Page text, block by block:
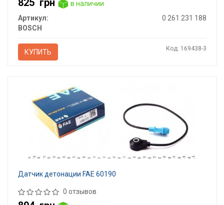
825 грн
в наличии
Артикул:
0 261 231 188
BOSCH
КУПИТЬ Код: 169438-3
Датчик детонации FAE 60190
0 отзывов